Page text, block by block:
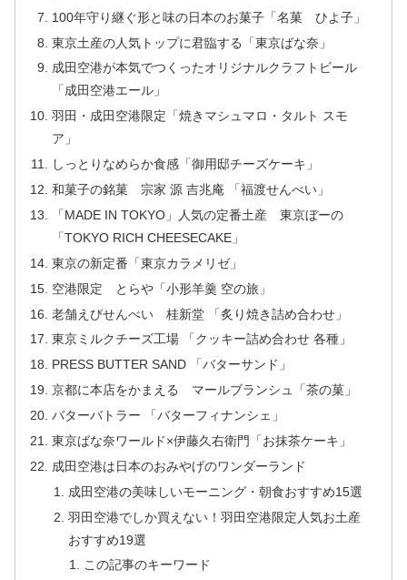
100年守り継ぐ形と味の日本のお菓子「名菓 ひよ子」
東京土産の人気トップに君臨する「東京ばな奈」
成田空港が本気でつくったオリジナルクラフトビール
「成田空港エール」
羽田・成田空港限定「焼きマシュマロ・タルト スモ
ア」
しっとりなめらか食感「御用邸チーズケーキ」
和菓子の銘菓 宗家 源 吉兆庵 「福渡せんべい」
「MADE IN TOKYO」人気の定番土産 東京ぼーの
「TOKYO RICH CHEESECAKE」
東京の新定番「東京カラメリゼ」
空港限定 とらや「小形羊羹 空の旅」
老舗えびせんべい 桂新堂 「炙り焼き詰め合わせ」
東京ミルクチーズ工場 「クッキー詰め合わせ 各種」
PRESS BUTTER SAND 「バターサンド」
京都に本店をかまえる マールブランシュ「茶の菓」
バターバトラー 「バターフィナンシェ」
東京ばな奈ワールド×伊藤久右衛門「お抹茶ケーキ」
成田空港は日本のおみやげのワンダーランド
成田空港の美味しいモーニング・朝食おすすめ15選
羽田空港でしか買えない！羽田空港限定人気お土産
おすすめ19選
この記事のキーワード